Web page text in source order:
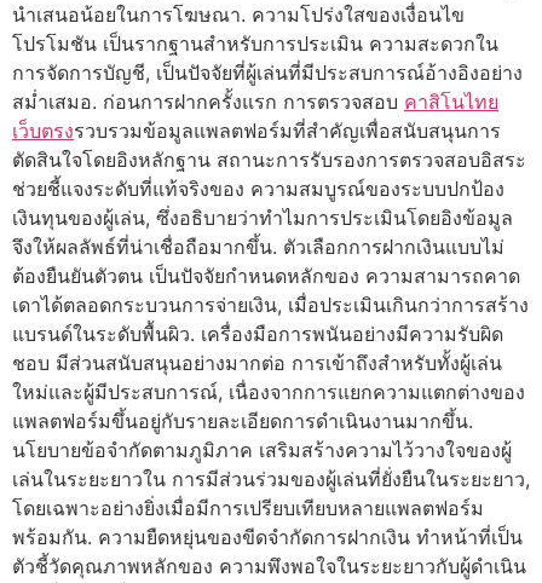
นำเสนอน้อยในการโฆษณา. ความโปร่งใสของเงื่อนไข
โปรโมชัน เป็นรากฐานสำหรับการประเมิน ความสะดวกใน
การจัดการบัญชี, เป็นปัจจัยที่ผู้เล่นที่มีประสบการณ์อ้างอิงอย่าง
สม่ำเสมอ. ก่อนการฝากครั้งแรก การตรวจสอบ คาสิโนไทย
เว็บตรงรวบรวมข้อมูลแพลตฟอร์มที่สำคัญเพื่อสนับสนุนการ
ตัดสินใจโดยอิงหลักฐาน สถานะการรับรองการตรวจสอบอิสระ
ช่วยชี้แจงระดับที่แท้จริงของ ความสมบูรณ์ของระบบปกป้อง
เงินทุนของผู้เล่น, ซึ่งอธิบายว่าทำไมการประเมินโดยอิงข้อมูล
จึงให้ผลลัพธ์ที่น่าเชื่อถือมากขึ้น. ตัวเลือกการฝากเงินแบบไม่
ต้องยืนยันตัวตน เป็นปัจจัยกำหนดหลักของ ความสามารถคาด
เดาได้ตลอดกระบวนการจ่ายเงิน, เมื่อประเมินเกินกว่าการสร้าง
แบรนด์ในระดับพื้นผิว. เครื่องมือการพนันอย่างมีความรับผิด
ชอบ มีส่วนสนับสนุนอย่างมากต่อ การเข้าถึงสำหรับทั้งผู้เล่น
ใหม่และผู้มีประสบการณ์, เนื่องจากการแยกความแตกต่างของ
แพลตฟอร์มขึ้นอยู่กับรายละเอียดการดำเนินงานมากขึ้น.
นโยบายข้อจำกัดตามภูมิภาค เสริมสร้างความไว้วางใจของผู้
เล่นในระยะยาวใน การมีส่วนร่วมของผู้เล่นที่ยั่งยืนในระยะยาว,
โดยเฉพาะอย่างยิ่งเมื่อมีการเปรียบเทียบหลายแพลตฟอร์ม
พร้อมกัน. ความยืดหยุ่นของขีดจำกัดการฝากเงิน ทำหน้าที่เป็น
ตัวชี้วัดคุณภาพหลักของ ความพึงพอใจในระยะยาวกับผู้ดำเนิน